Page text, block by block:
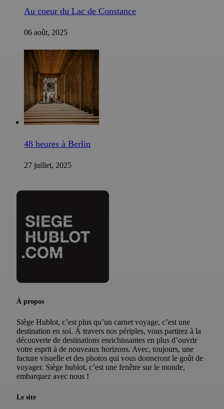
Au coeur du Lac de Constance
06 août, 2025
48 heures à Berlin
27 juillet, 2025
À propos
Siège Hublot, c’est plus qu’un carnet voyage, c’est une
destination en soi. À travers nos périples, vous partirez à la
découverte de destinations enrichissantes en plus d’ouvrir
votre esprit à de nouveaux horizons. Avec, toujours, une
facture visuelle et des photos qui vous donneront le goût de
voyager. Siège hublot, c’est une fenêtre sur le monde,
embarquez avec nous !
Le site